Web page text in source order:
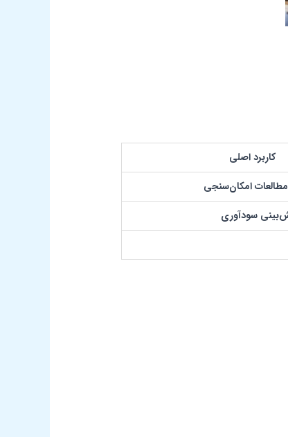
کاربرد اصلی
امکان‌سنجی
سودآوری